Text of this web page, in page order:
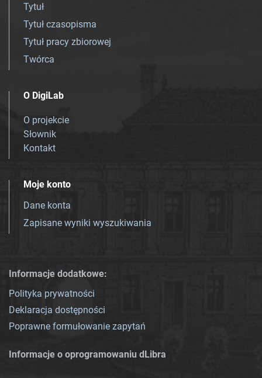
Tytuł
Tytuł czasopisma
Tytuł pracy zbiorowej
Twórca
O DigiLab
O projekcie
Słownik
Kontakt
Moje konto
Dane konta
Zapisane wyniki wyszukiwania
Informacje dodatkowe:
Polityka prywatności
Deklaracja dostępności
Poprawne formułowanie zapytań
Informacje o oprogramowaniu dLibra